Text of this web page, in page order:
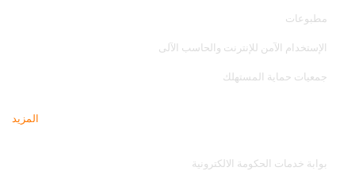
مطبوعات
الإستخدام الآمن للإنترنت والحاسب الآلى
جمعيات حماية المستهلك
المزيد
بوابة خدمات الحكومة الالكترونية